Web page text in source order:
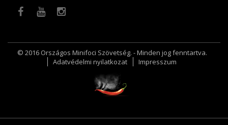
© 2016 Országos Minifoci Szövetség. - Minden jog fenntartva.
Adatvédelmi nyilatkozat
Impresszum